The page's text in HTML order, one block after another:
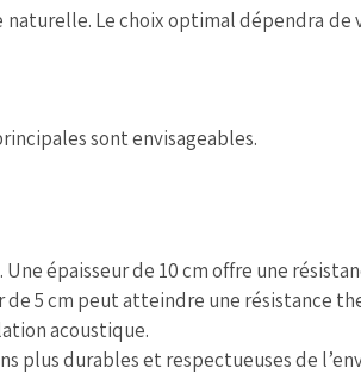
Le choix optimal dépendra
sont envisageables.
épaisseur de 10 cm offre une
5 cm peut atteindre une résistance
acoustique.
plus durables et respectueuses de